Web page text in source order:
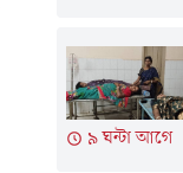
৯ ঘন্টা আগে